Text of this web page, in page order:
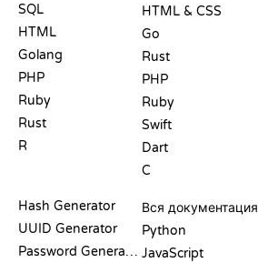
SQL
HTML
Golang
PHP
Ruby
Rust
R
HTML & CSS
Go
Rust
PHP
Ruby
Swift
Dart
C
Hash Generator
UUID Generator
Password Generator
Вся документация
Python
JavaScript